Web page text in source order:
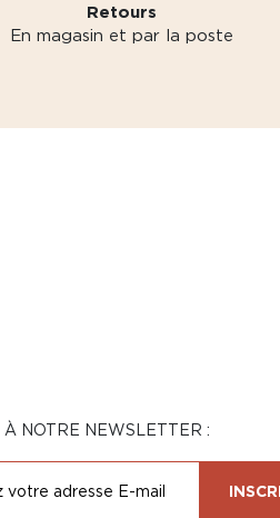
Retours
En magasin et par la poste
À NOTRE NEWSLETTER :